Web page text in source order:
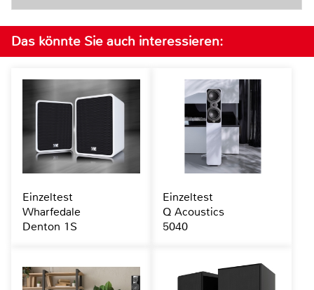
Das könnte Sie auch interessieren:
Einzeltest
Wharfedale
Denton 1S
Einzeltest
Q Acoustics
5040